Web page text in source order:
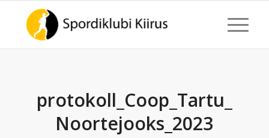
protokoll_Coop_Tartu_
Noortejooks_2023